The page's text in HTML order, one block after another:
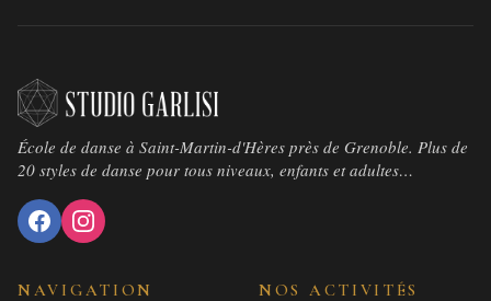
École de danse à Saint-Martin-d'Hères près de Grenoble. Plus de
20 styles de danse pour tous niveaux, enfants et adultes…
NAVIGATION NOS ACTIVITÉS